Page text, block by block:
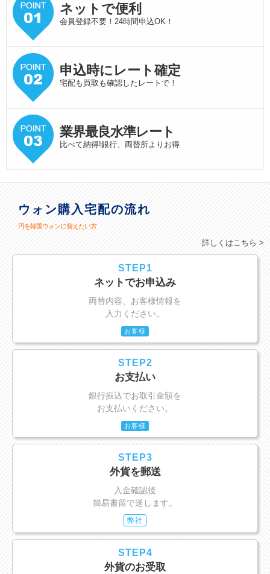
ネットで便利
会員登録不要！24時間申込OK！
申込時にレート確定
宅配も買取も確認したレートで！
業界最良水準レート
比べて納得!銀行、両替所よりお得
ウォン購入宅配の流れ
円を韓国ウォンに替えたい方
詳しくはこちら >
STEP1
ネットでお申込み
両替内容、お客様情報を
入力ください。
お客様
STEP2
お支払い
銀行振込でお取引金額を
お支払いください。
お客様
STEP3
外貨を郵送
入金確認後
簡易書留で送します。
弊社
STEP4
外貨のお受取